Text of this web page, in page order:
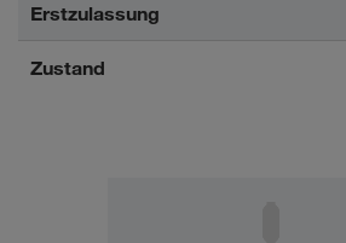
Erstzulassung
Zustand